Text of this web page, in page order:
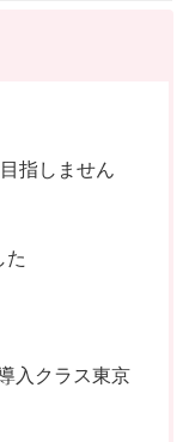
指しません
た
入クラス東京